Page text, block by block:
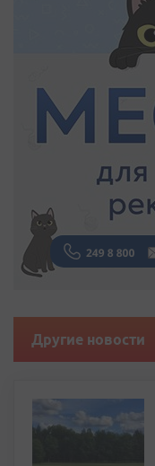
Другие новости